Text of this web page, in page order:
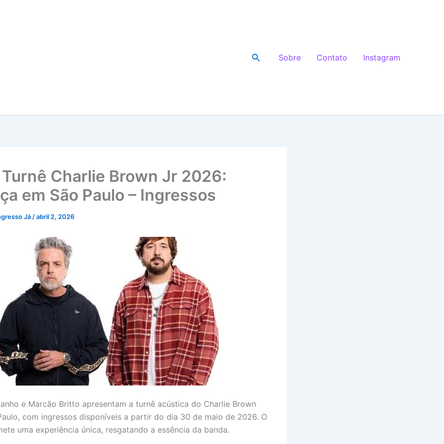
Pesquisar
Sobre Contato Instagram
Charlie Brown Jr 2026:
em São Paulo – Ingressos
Já /abril 2, 2026
e Marcão Britto apresentam a turnê acústica do Charlie Brown
com ingressos disponíveis a partir do dia 30 de maio de 2026. O
uma experiência única, resgatando a essência da banda.